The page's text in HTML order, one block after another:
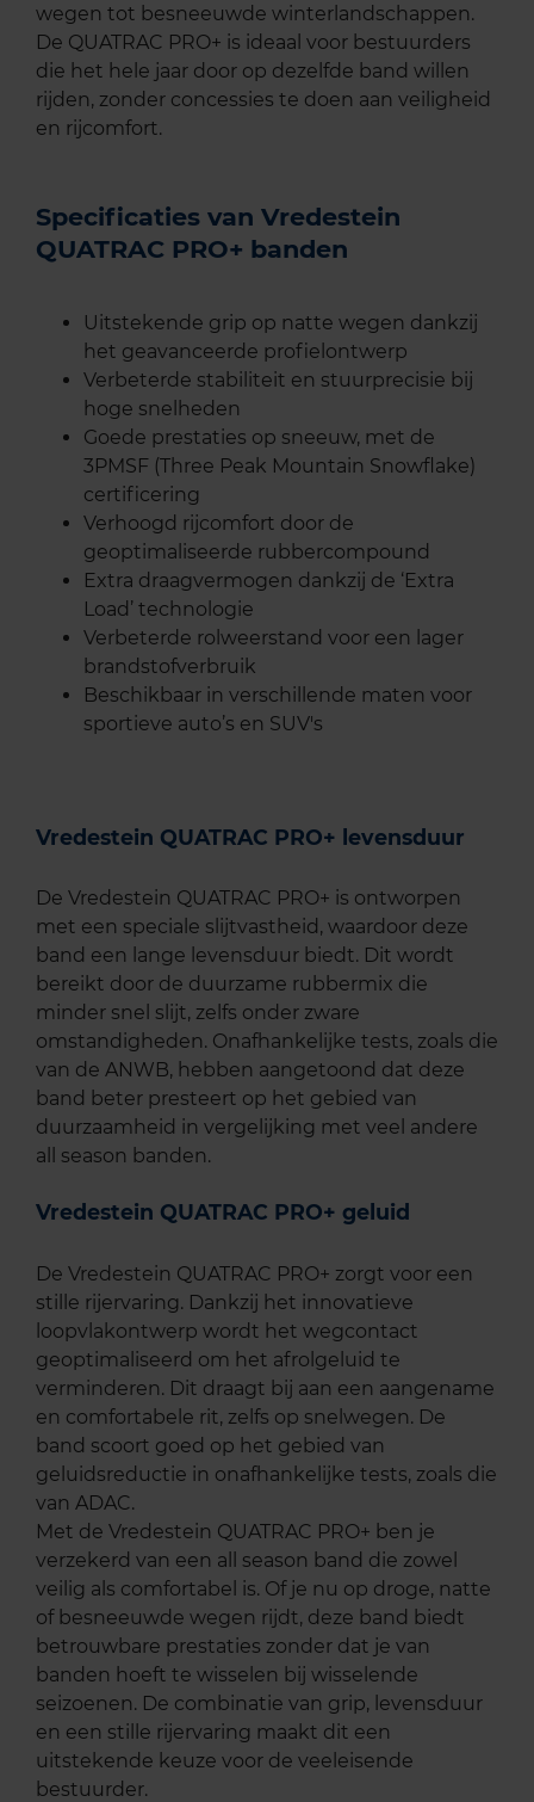
wegen tot besneeuwde winterlandschappen.
De QUATRAC PRO+ is ideaal voor bestuurders
die het hele jaar door op dezelfde band willen
rijden, zonder concessies te doen aan veiligheid
en rijcomfort.
Specificaties van Vredestein
QUATRAC PRO+ banden
Uitstekende grip op natte wegen dankzij
het geavanceerde profielontwerp
Verbeterde stabiliteit en stuurprecisie bij
hoge snelheden
Goede prestaties op sneeuw, met de
3PMSF (Three Peak Mountain Snowflake)
certificering
Verhoogd rijcomfort door de
geoptimaliseerde rubbercompound
Extra draagvermogen dankzij de ‘Extra
Load’ technologie
Verbeterde rolweerstand voor een lager
brandstofverbruik
Beschikbaar in verschillende maten voor
sportieve auto’s en SUV's
Vredestein QUATRAC PRO+ levensduur
De Vredestein QUATRAC PRO+ is ontworpen
met een speciale slijtvastheid, waardoor deze
band een lange levensduur biedt. Dit wordt
bereikt door de duurzame rubbermix die
minder snel slijt, zelfs onder zware
omstandigheden. Onafhankelijke tests, zoals die
van de ANWB, hebben aangetoond dat deze
band beter presteert op het gebied van
duurzaamheid in vergelijking met veel andere
all season banden.
Vredestein QUATRAC PRO+ geluid
De Vredestein QUATRAC PRO+ zorgt voor een
stille rijervaring. Dankzij het innovatieve
loopvlakontwerp wordt het wegcontact
geoptimaliseerd om het afrolgeluid te
verminderen. Dit draagt bij aan een aangename
en comfortabele rit, zelfs op snelwegen. De
band scoort goed op het gebied van
geluidsreductie in onafhankelijke tests, zoals die
van ADAC.
Met de Vredestein QUATRAC PRO+ ben je
verzekerd van een all season band die zowel
veilig als comfortabel is. Of je nu op droge, natte
of besneeuwde wegen rijdt, deze band biedt
betrouwbare prestaties zonder dat je van
banden hoeft te wisselen bij wisselende
seizoenen. De combinatie van grip, levensduur
en een stille rijervaring maakt dit een
uitstekende keuze voor de veeleisende
bestuurder.